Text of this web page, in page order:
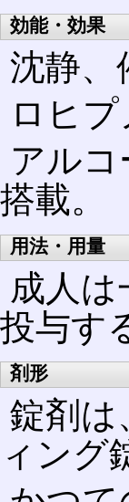
効能・効果
沈静、
ロヒ
アル
搭載。
用法・用量
成人は
投与す
剤形
錠剤は
ィング